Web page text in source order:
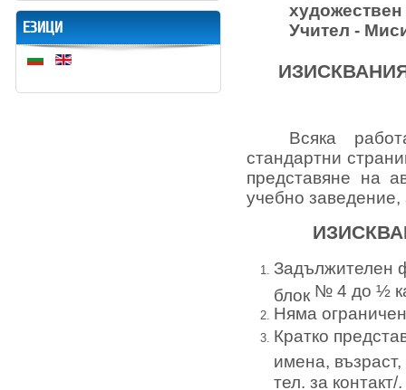
художествен
Учител -
Всяка
стандартни
представяне на
учебно заведение,
Задължителен
блок№ 4 до ½
Няма
Кратко
имена,
тел. за контакт/.
ЕЗИЦИ